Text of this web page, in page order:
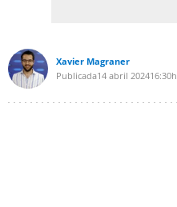
Xavier Magraner
Publicada14 abril 202416:30h